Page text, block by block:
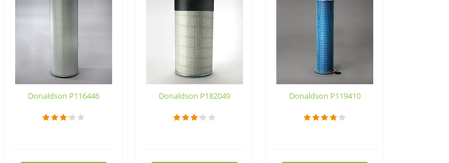
Donaldson P116446 Donaldson P182049 Donaldson P119410